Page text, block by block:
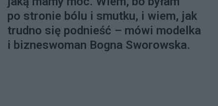
po stronie bólu i smutku, i wiem, jak
trudno się podnieść – mówi modelka
i bizneswoman Bogna Sworowska.